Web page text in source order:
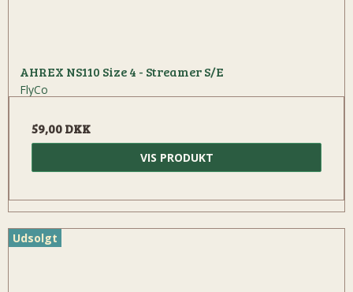
AHREX NS110 Size 4 - Streamer S/E
FlyCo
59,00 DKK
VIS PRODUKT
Udsolgt